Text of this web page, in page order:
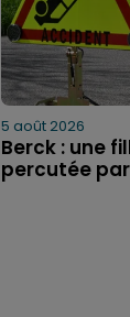
5 août 2026
Berck : une
percutée